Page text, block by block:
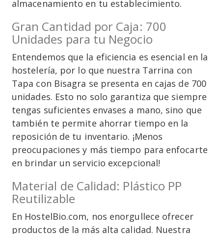
almacenamiento en tu establecimiento.
Gran Cantidad por Caja: 700
Unidades para tu Negocio
Entendemos que la eficiencia es esencial en la
hostelería, por lo que nuestra Tarrina con
Tapa con Bisagra se presenta en cajas de 700
unidades. Esto no solo garantiza que siempre
tengas suficientes envases a mano, sino que
también te permite ahorrar tiempo en la
reposición de tu inventario. ¡Menos
preocupaciones y más tiempo para enfocarte
en brindar un servicio excepcional!
Material de Calidad: Plástico PP
Reutilizable
En HostelBio.com, nos enorgullece ofrecer
productos de la más alta calidad. Nuestra